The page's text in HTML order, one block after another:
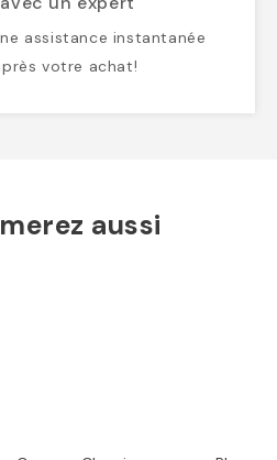
assistance instantanée
votre achat!
aussi